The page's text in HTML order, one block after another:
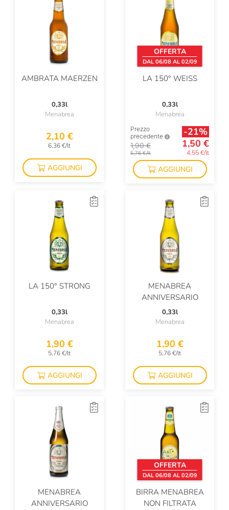
AMBRATA MAERZEN
0,33l
Menabrea
2,10 €
6,36 €/lt
AGGIUNGI
OFFERTA
DAL 06/08 AL 02/09
LA 150° WEISS
0,33l
Menabrea
Prezzo
precedente
1,90 €
5,76 €/lt
-21%
1,50 €
4,55 €/lt
AGGIUNGI
LA 150° STRONG
0,33l
Menabrea
1,90 €
5,76 €/lt
AGGIUNGI
MENABREA
ANNIVERSARIO
0,33l
Menabrea
1,90 €
5,76 €/lt
AGGIUNGI
MENABREA
ANNIVERSARIO
OFFERTA
DAL 06/08 AL 02/09
BIRRA MENABREA
NON FILTRATA